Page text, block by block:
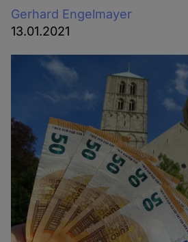
Gerhard Engelmayer
13.01.2021